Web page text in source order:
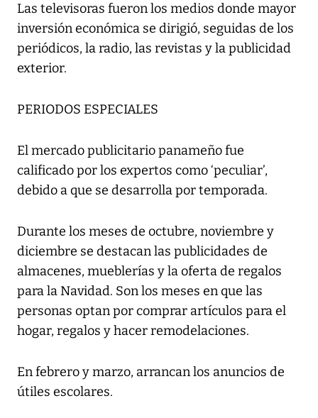
Las televisoras fueron los medios donde mayor
inversión económica se dirigió, seguidas de los
periódicos, la radio, las revistas y la publicidad
exterior.
PERIODOS ESPECIALES
El mercado publicitario panameño fue
calificado por los expertos como ‘peculiar’,
debido a que se desarrolla por temporada.
Durante los meses de octubre, noviembre y
diciembre se destacan las publicidades de
almacenes, mueblerías y la oferta de regalos
para la Navidad. Son los meses en que las
personas optan por comprar artículos para el
hogar, regalos y hacer remodelaciones.
En febrero y marzo, arrancan los anuncios de
útiles escolares.